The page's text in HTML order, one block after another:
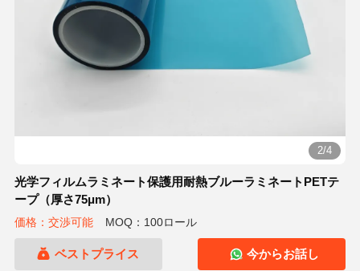
2/4
光学フィルムラミネート保護用耐熱ブルーラミネートPETテ
ープ（厚さ75μm）
価格：交渉可能 MOQ：100ロール
ベストプライス 今からお話し